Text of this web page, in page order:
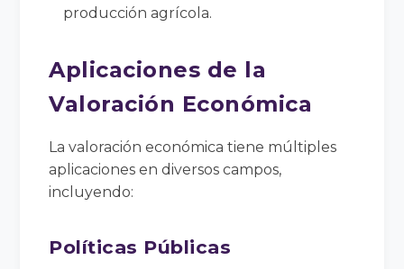
producción agrícola.
Aplicaciones de la
Valoración Económica
La valoración económica tiene múltiples
aplicaciones en diversos campos,
incluyendo:
Políticas Públicas